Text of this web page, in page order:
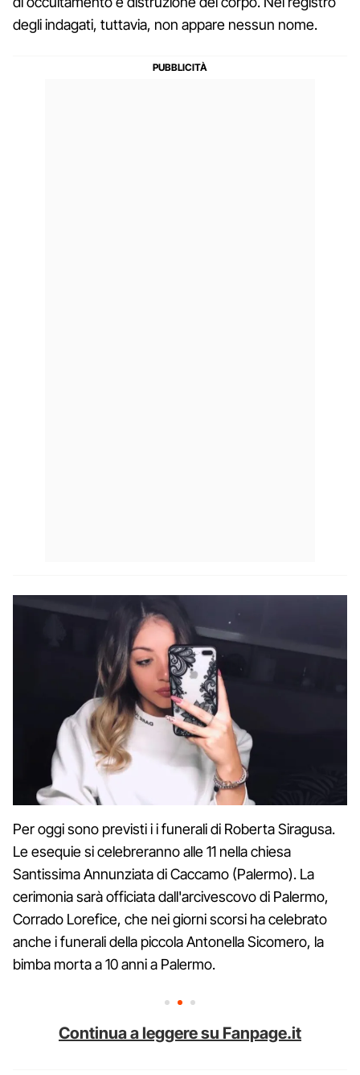
degli indagati, tuttavia, non appare nessun nome.
Per oggi sono previsti i i funerali di Roberta Siragusa.
Le esequie si celebreranno alle 11 nella chiesa
Santissima Annunziata di Caccamo (Palermo). La
cerimonia sarà officiata dall'arcivescovo di Palermo,
Corrado Lorefice, che nei giorni scorsi ha celebrato
anche i funerali della piccola Antonella Sicomero, la
bimba morta a 10 anni a Palermo.
Continua a leggere su Fanpage.it